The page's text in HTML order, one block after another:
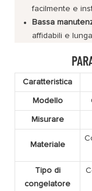
facilmente e
Bassa
affidabili e
Caratteristica
Modello
Misurare
Materiale
Tipo di
congelatore